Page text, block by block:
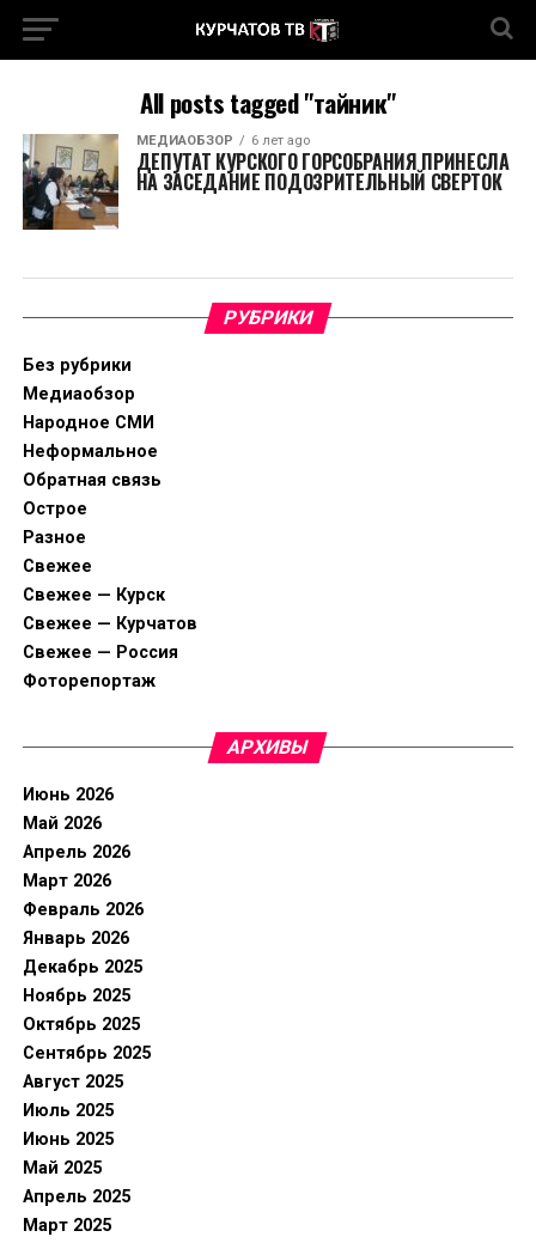
All posts tagged "тайник"
МЕДИАОБЗОР 6 лет ago
ДЕПУТАТ КУРСКОГО ГОРСОБРАНИЯ ПРИНЕСЛА
НА ЗАСЕДАНИЕ ПОДОЗРИТЕЛЬНЫЙ СВЕРТОК
РУБРИКИ
Без рубрики
Медиаобзор
Народное СМИ
Неформальное
Обратная связь
Острое
Разное
Свежее
Свежее — Курск
Свежее — Курчатов
Свежее — Россия
Фоторепортаж
АРХИВЫ
Июнь 2026
Май 2026
Апрель 2026
Март 2026
Февраль 2026
Январь 2026
Декабрь 2025
Ноябрь 2025
Октябрь 2025
Сентябрь 2025
Август 2025
Июль 2025
Июнь 2025
Май 2025
Апрель 2025
Март 2025